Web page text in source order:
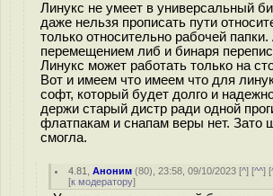
Линукс не умеет в универсальный
даже нельзя прописать пути
только относительно рабочей
перемещением либ и бинаря
Линукс может работать только на
Вот и имеем что имеем что для
софт, который будет долго и
держи старый дистр ради одной
флатпакам и снапам веры нет. Зато
смогла.
4.81 ,Аноним (80), 23:58, 09/10/2023 [^] [^^] [
[к модератору]